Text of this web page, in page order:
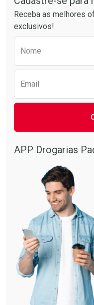
Comprar sem
Comprar sem
Receba as melhores
exclusivos!
Nome
Email
APP Drogarias